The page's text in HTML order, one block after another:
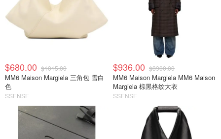
$680.00 $1015.00
MM6 Maison Margiela 三角包 雪白
色
SSENSE
$936.00 $3900.00
MM6 Maison Margiela MM6 Maison
Margiela 棕黑格纹大衣
SSENSE